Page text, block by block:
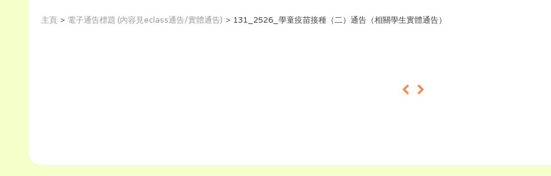
主頁 電子通告標題 (內容見eclass通告/實體通告) 131_2526_學童疫苗接種（二）通告（相關學生實體通告）
« »